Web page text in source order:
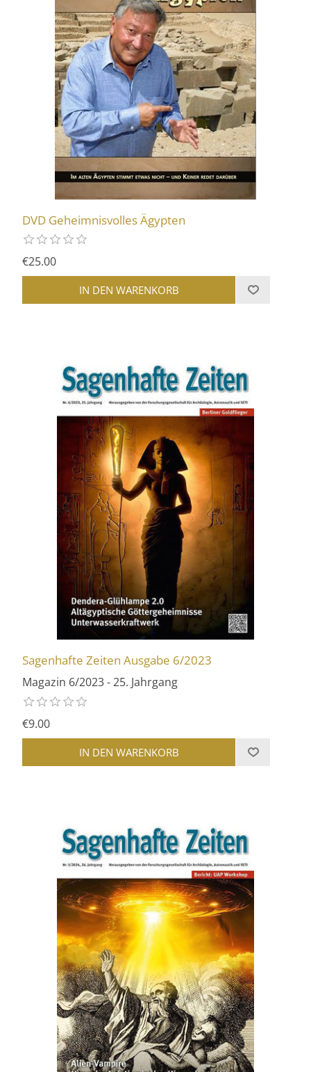
DVD Geheimnisvolles Ägypten
€25.00
Sagenhafte Zeiten Ausgabe 6/2023
Magazin 6/2023 - 25. Jahrgang
€9.00